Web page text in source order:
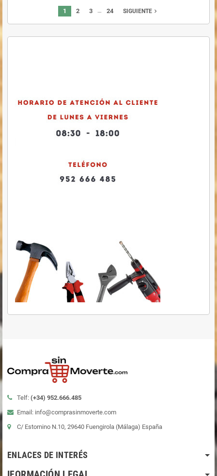
1 2 3 … 24 SIGUIENTE navigate_next
Telf: (+34) 952.666.485
Email: info@comprasinmoverte.com
C/ Estornino N.10, 29640 Fuengirola (Málaga) España
ENLACES DE INTERÉS